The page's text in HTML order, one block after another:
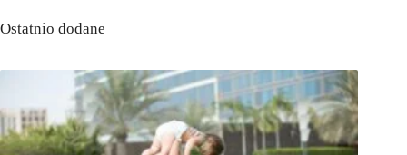
Ostatnio dodane